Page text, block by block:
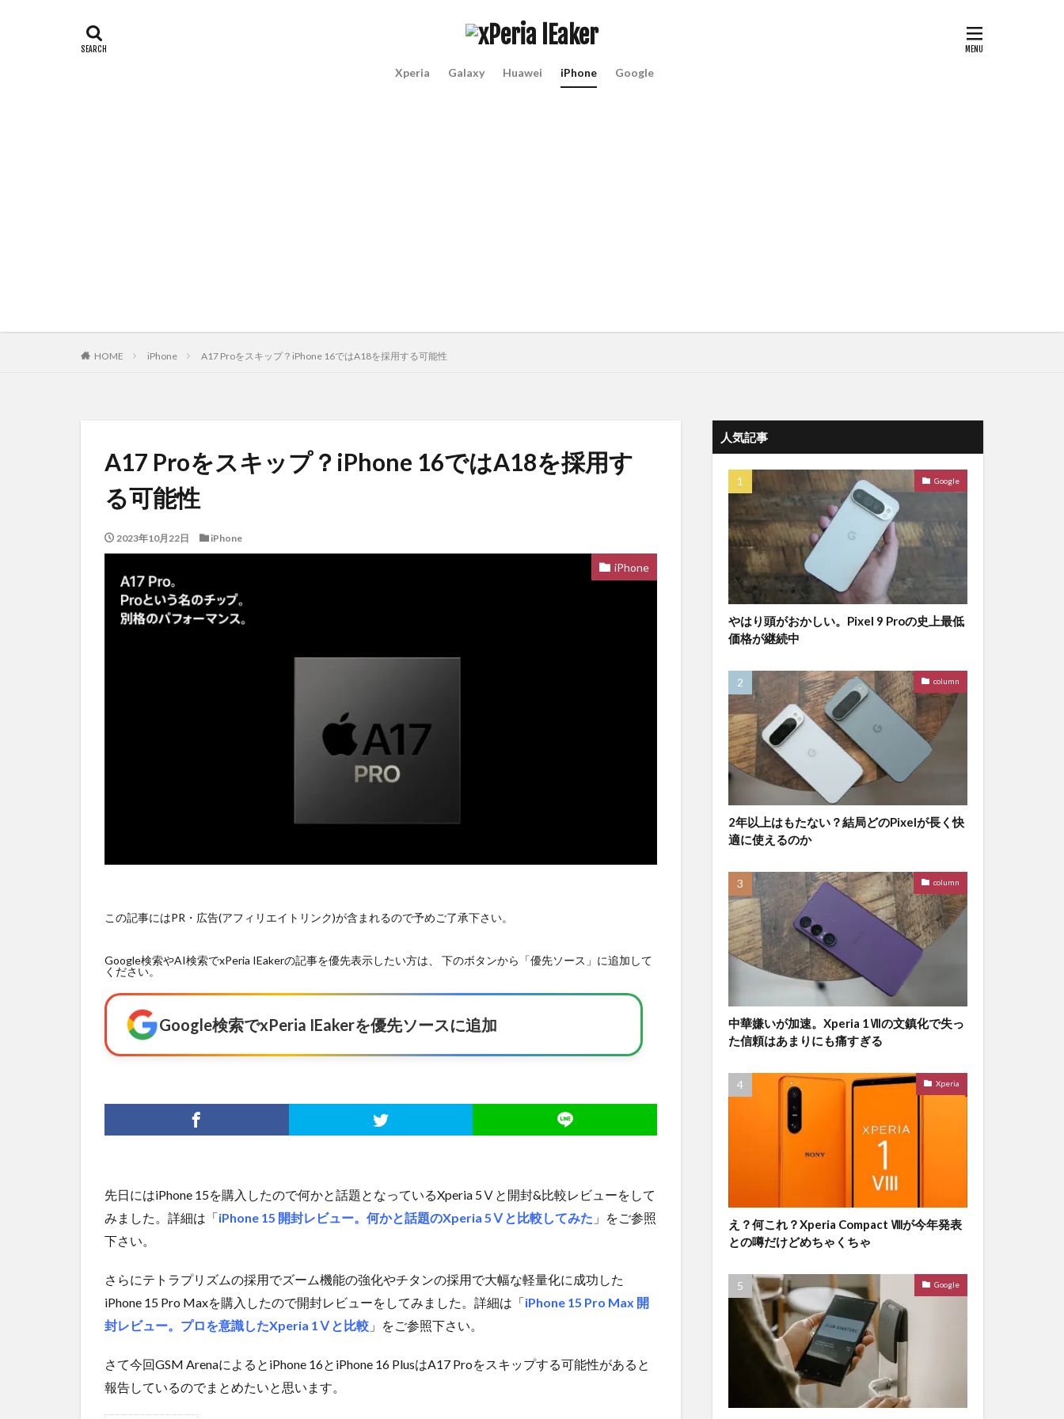
Xperia Galaxy Huawei iPhone Google
HOME iPhone A17 Proをスキップ？iPhone 16ではA18を採用する可能性
A17 Proをスキップ？iPhone 16ではA18を採用す
る可能性
2023年10月22日 iPhone
iPhone
この記事にはPR・広告(アフィリエイトリンク)が含まれるので予めご了承下さい。
Google検索やAI検索でxPeria IEakerの記事を優先表示したい方は、 下のボタンから「優先ソース」に追加して
ください。
Google検索でxPeria IEakerを優先ソースに追加
先日にはiPhone 15を購入したので何かと話題となっているXperia 5Ⅴと開封&比較レビューをして
みました。詳細は「iPhone 15 開封レビュー。何かと話題のXperia 5Ⅴと比較してみた 」をご参照
下さい。
さらにテトラプリズムの採用でズーム機能の強化やチタンの採用で大幅な軽量化に成功した
iPhone 15 Pro Maxを購入したので開封レビューをしてみました。詳細は「iPhone 15 Pro Max 開
封レビュー。プロを意識したXperia 1Ⅴと比較 」をご参照下さい。
さて今回GSM ArenaによるとiPhone 16とiPhone 16 PlusはA17 Proをスキップする可能性があると
報告しているのでまとめたいと思います。
人気記事
Google
やはり頭がおかしい。Pixel 9 Proの史上最低
価格が継続中
column
2年以上はもたない？結局どのPixelが長く快
適に使えるのか
column
中華嫌いが加速。Xperia 1Ⅶの文鎮化で失っ
た信頼はあまりにも痛すぎる
Xperia
え？何これ？Xperia Compact Ⅷが今年発表
との噂だけどめちゃくちゃ
Google